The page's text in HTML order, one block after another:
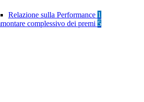
Relazione sulla Performance 1
complessivo dei premi 5